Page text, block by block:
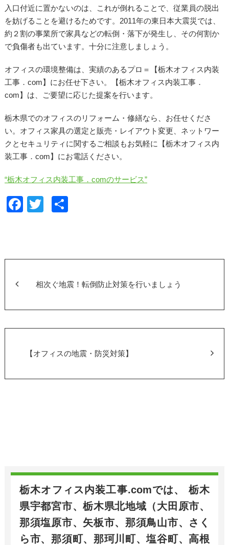
入口付近に置かないのは、これが倒れることで、従業員の脱出
を妨げることを避けるためです。2011年の東日本大震災では、
約２割の事業所で家具などの転倒・落下が発生し、その何割か
で負傷者も出ています。十分に注意しましょう。
オフィスの環境整備は、実績のあるプロ＝【栃木オフィス内装
工事．com】にお任せ下さい。【栃木オフィス内装工事．
com】は、ご要望に応じた提案を行います。
栃木県でのオフィスのリフォーム・修繕なら、お任せくださ
い。オフィス家具の選定と販売・レイアウト変更、ネットワー
クとセキュリティに関するご相談もお気軽に【栃木オフィス内
装工事．com】にお電話ください。
“栃木オフィス内装工事．comのサービス”
F
相次ぐ地震！転倒防止対策を行いましょう
【オフィスの地震・防災対策】
栃木オフィス内装工事.comでは、 栃木
県宇都宮市、栃木県北地域（大田原市、
那須塩原市、矢板市、那須鳥山市、さく
ら市、那須町、那珂川町、塩谷町、高根